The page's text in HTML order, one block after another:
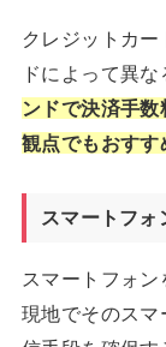
クレジットカ
ドによって異な
ンドで決済手
観点でもおすす
スマートフォ
スマートフォン
現地でそのスマ